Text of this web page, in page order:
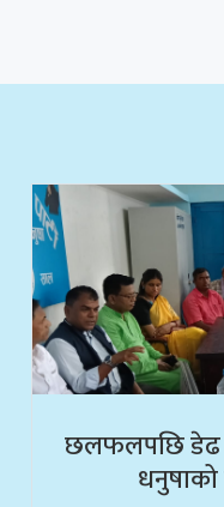
छलफलपछि डेढ